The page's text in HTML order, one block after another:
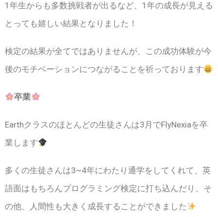
1年生からも多数挑戦者が出るなど、1年の成長が見える
とっても嬉しい結果となりました！
検定の結果が全てではありませんが、この成功体験が今
後のモチベーションにつながることを祈っております
卒業
Earthクラスのほとんどの生徒さんは3月でFlyNexiaを卒
業します
多くの生徒さんは3~4年にわたり通学をしてくれて、英
語面はもちろんプログラミング検定に打ち込んだり、そ
の他、人間性も大きく成長することができました